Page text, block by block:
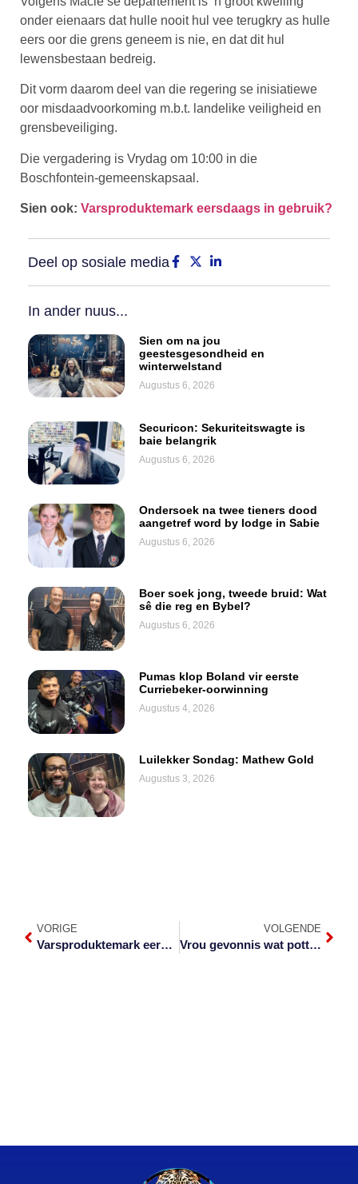
onder eienaars dat hulle nooit hul vee terugkry as hulle
eers oor die grens geneem is nie, en dat dit hul
lewensbestaan bedreig.
Dit vorm daarom deel van die regering se inisiatiewe
oor misdaadvoorkoming m.b.t. landelike veiligheid en
grensbeveiliging.
Die vergadering is Vrydag om 10:00 in die
Boschfontein-gemeenskapsaal.
Sien ook: Varsproduktemark eersdaags in gebruik?
Deel op sosiale media
In ander nuus...
Sien om na jou
geestesgesondheid en
winterwelstand
Augustus 6, 2026
Securicon: Sekuriteitswagte is
baie belangrik
Augustus 6, 2026
Ondersoek na twee tieners dood
aangetref word by lodge in Sabie
Augustus 6, 2026
Boer soek jong, tweede bruid: Wat
sê die reg en Bybel?
Augustus 6, 2026
Pumas klop Boland vir eerste
Curriebeker-oorwinning
Augustus 4, 2026
Luilekker Sondag: Mathew Gold
Augustus 3, 2026
VORIGE
Varsproduktemark eersdaags in gebruik?
VOLGENDE
Vrou gevonnis wat potte maak van gesteelde Eskom-kabels